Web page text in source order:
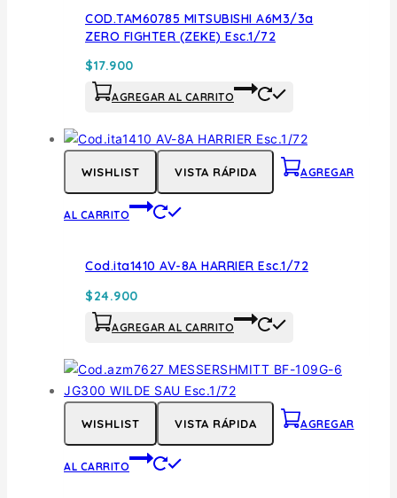
COD.TAM60785 MITSUBISHI A6M3/3a
ZERO FIGHTER (ZEKE) Esc.1/72
$17.900
AGREGAR AL CARRITO
WISHLIST VISTA RÁPIDA AGREGAR
AL CARRITO
Cod.ita1410 AV-8A HARRIER Esc.1/72
$24.900
AGREGAR AL CARRITO
WISHLIST VISTA RÁPIDA AGREGAR
AL CARRITO